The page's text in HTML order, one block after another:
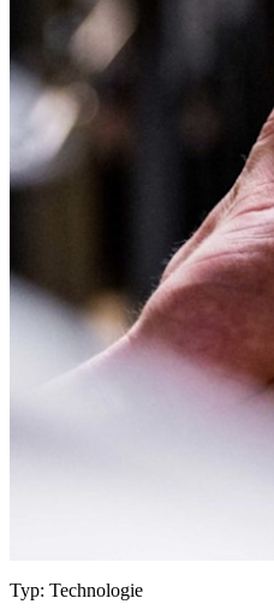
Typ: Technologie